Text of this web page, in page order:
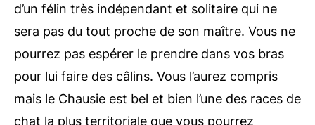
d’un félin très indépendant et solitaire qui ne
sera pas du tout proche de son maître. Vous ne
pourrez pas espérer le prendre dans vos bras
pour lui faire des câlins. Vous l’aurez compris
mais le Chausie est bel et bien l’une des races de
chat la plus territoriale que vous pourrez